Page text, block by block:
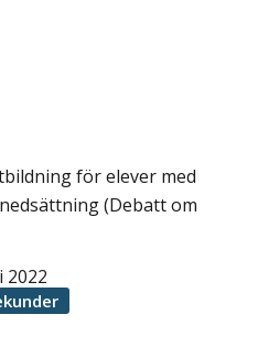
för elever med
(Debatt om
2022